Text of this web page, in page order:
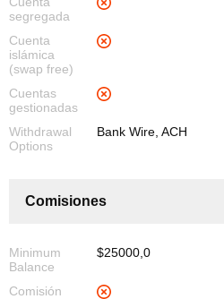
segregada
Cuenta
islámica
(swap free)
Cuentas
gestionadas
Withdrawal
Options
Bank Wire, ACH
Comisiones
Minimum
Balance
$25000,0
Comisión